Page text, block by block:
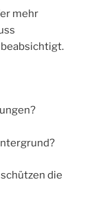
mehr
die